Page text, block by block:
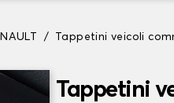
Tappetini veicoli
Tappetini